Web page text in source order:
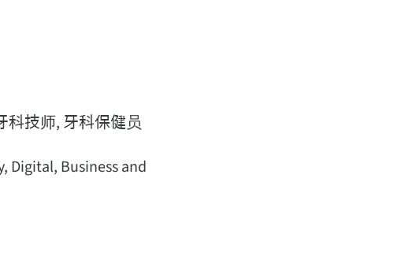
科技师, 牙科保健员
Business and